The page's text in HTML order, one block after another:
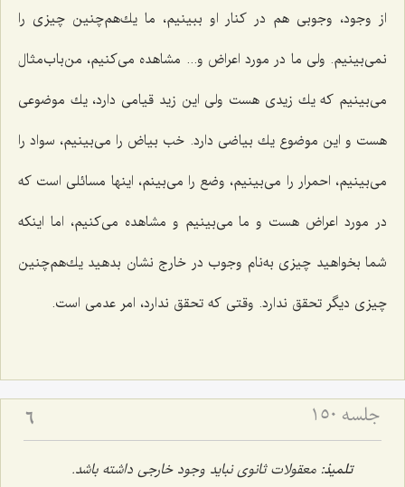
از وجود، وجوبى هم در كنار او ببینیم، ما یك‌هم‌چنین چیزى را
نمى‌بینیم. ولى ما در مورد اعراض و... مشاهده مى‌كنیم، من‌باب‌مثال
مى‌بینیم كه یك زیدى هست ولى این زید قیامى دارد، یك موضوعى
هست و این موضوع یك بیاضى دارد. خب بیاض را مى‌بینیم، سواد را
مى‌بینیم، احمرار را مى‌بینیم، وضع را مى‌بینم، اینها مسائلى است كه
در مورد اعراض هست و ما مى‌بینیم و مشاهده می‌کنیم، اما اینکه
شما بخواهید چیزى به‌نام وجوب در خارج نشان بدهید یك‌هم‌چنین
چیزى دیگر تحقق ندارد. وقتى كه تحقق ندارد، امر عدمى است.
جلسه ۱۵۰ 6
تلمیذ: معقولات ثانوى نباید وجود خارجى داشته باشد.